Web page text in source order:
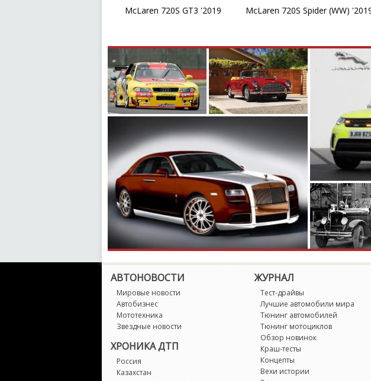
McLaren 720S GT3 '2019 McLaren 720S Spider (WW)
АВТОНОВОСТИ
Мировые новости
Автобизнес
Мототехника
Звездные новости
ХРОНИКА ДТП
Россия
Казахстан
ЖУРНАЛ
Тест-драйвы
Лучшие автомобили мира
Тюнинг автомобилей
Тюнинг мотоциклов
Обзор новинок
Краш-тесты
Концепты
Вехи истории